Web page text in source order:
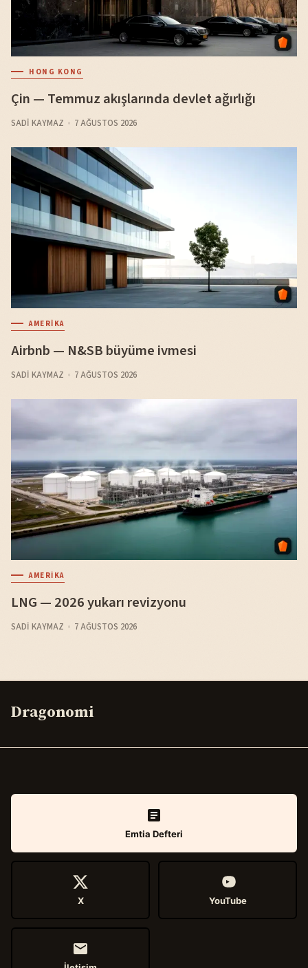
HONG KONG
Çin — Temmuz akışlarında devlet ağırlığı
SADI KAYMAZ 7 AĞUSTOS 2026
AMERIKA
Airbnb — N&SB büyüme ivmesi
SADI KAYMAZ 7 AĞUSTOS 2026
AMERIKA
LNG — 2026 yukarı revizyonu
SADI KAYMAZ 7 AĞUSTOS 2026
Dragonomi
Emtia Defteri
X YouTube